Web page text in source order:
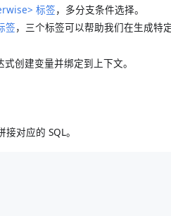
标签，多分支条件选择。
签，三个标签可以帮助我们在生成特
创建变量并绑定到上下文。
对应的 SQL。